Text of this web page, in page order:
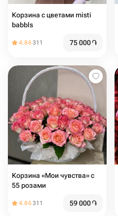
Корзина с цветами misti
babbls
4.86311 75 000֏
Корзина «Мои чувства» с
55 розами
4.86311 59 000֏